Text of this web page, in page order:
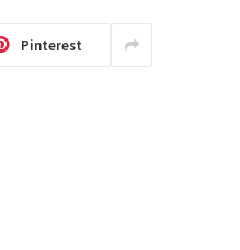
Pinterest